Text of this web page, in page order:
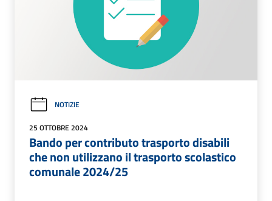
NOTIZIE
25 OTTOBRE 2024
Bando per contributo trasporto disabili
che non utilizzano il trasporto scolastico
comunale 2024/25